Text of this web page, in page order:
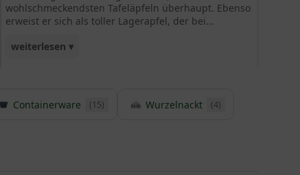
wohlschmeckendsten Tafeläpfeln überhaupt. Ebenso
erweist er sich als toller Lagerapfel, der bei...
weiterlesen ▾
einen niedrigen Allergengehalt besitzt. Als
Containerware (15) Wurzelnackt (4)